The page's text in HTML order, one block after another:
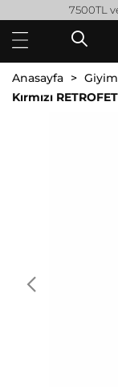
7500TL
Anasayfa Giyim
Kırmızı